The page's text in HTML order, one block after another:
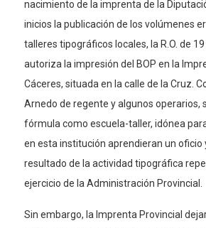
nacimiento de la imprenta de la
inicios la publicación de los volúmenes
talleres tipográficos locales, la R.O. de
autoriza la impresión del BOP en la
Cáceres, situada en la calle de la Cruz.
Arnedo de regente y algunos operarios,
fórmula como escuela-taller, idónea
en esta institución aprendieran un oficio
resultado de la actividad tipográfica
ejercicio de la Administración Provincial.
Sin embargo, la Imprenta Provincial